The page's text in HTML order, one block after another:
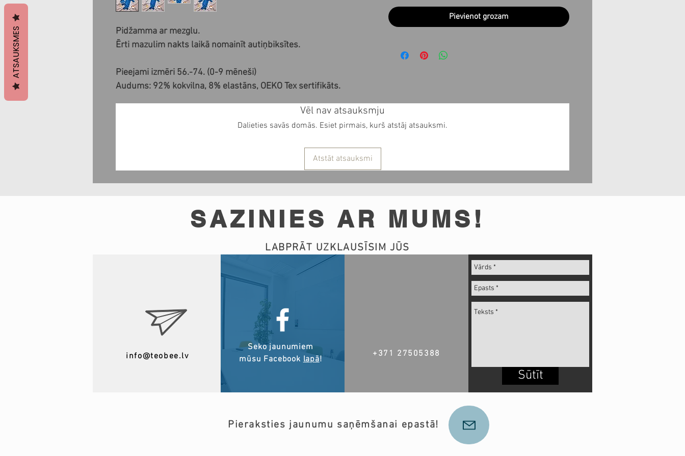
Pidžamma ar mezglu.
Ērti mazulim nakts laikā nomainīt autiņbiksītes.
Pieejami izmēri 56.-74. (0-9 mēneši)
Audums: 92% kokvilna, 8% elastāns, OEKO Tex sertifikāts.
Pievienot grozam
Vēl nav atsauksmju
Dalieties savās domās. Esiet pirmais, kurš atstāj atsauksmi.
Atstāt atsauksmi
SAZINIES AR MUMS!
LABPRĀT UZKLAUSĪSIM JŪS
Pieraksties jaunumu saņēmšanai epastā!
info@teobee.lv
Seko jaunumiem
mūsu Facebooklapā!
+371 27505388
Sūtīt
ATSAUKSMES